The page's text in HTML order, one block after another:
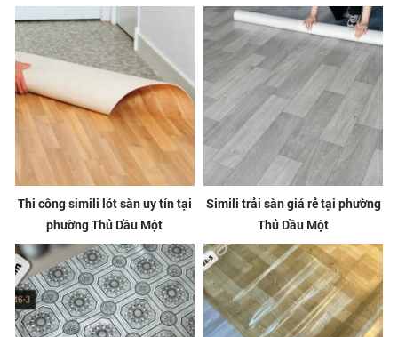
Thi công simili lót sàn uy tín tại
phường Thủ Dầu Một
Simili trải sàn giá rẻ tại phường
Thủ Dầu Một